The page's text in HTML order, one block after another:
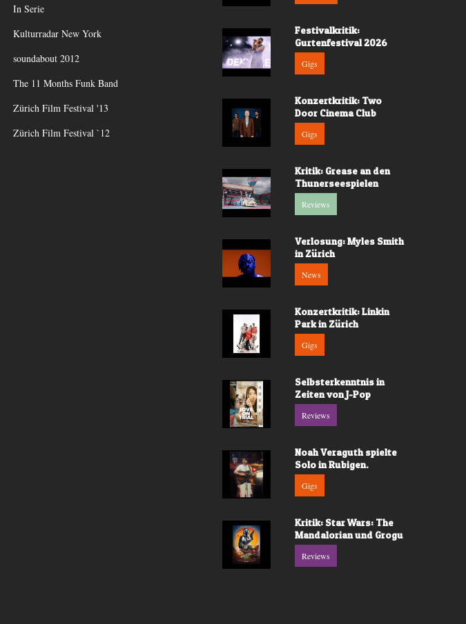
In Serie
Kulturradar New York
soundabout 2012
The 11 Months Funk Band
Zürich Film Festival '13
Zürich Film Festival `12
Festivalkritik:
Gurtenfestival 2026
Gigs
Konzertkritik: Two
Door Cinema Club
Gigs
Kritik: Grease an den
Thunerseespielen
Reviews
Verlosung: Myles Smith
in Zürich
News
Konzertkritik: Linkin
Park in Zürich
Gigs
Selbsterkenntnis in
Zeiten von J-Pop
Reviews
Noah Veraguth spielte
Solo in Rubigen.
Gigs
Kritik: Star Wars: The
Mandalorian und Grogu
Reviews